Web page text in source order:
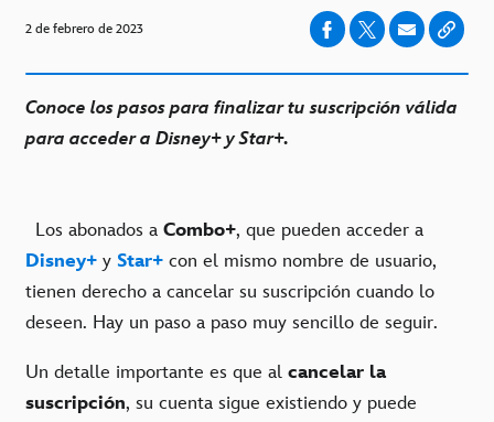
2 de febrero de 2023
Conoce los pasos para finalizar tu suscripción válida
para acceder a Disney+ y Star+.
Los abonados a Combo+, que pueden acceder a
Disney+ y Star+ con el mismo nombre de usuario,
tienen derecho a cancelar su suscripción cuando lo
deseen. Hay un paso a paso muy sencillo de seguir.
Un detalle importante es que al cancelar la
suscripción, su cuenta sigue existiendo y puede